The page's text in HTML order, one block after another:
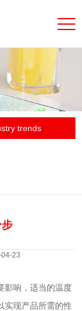
trends
23
影响，适当的温度
实现产品所需的性